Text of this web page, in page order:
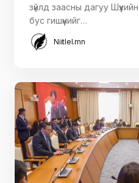
зүйлд заасны дагуу
бус гишүүнийг…
Niitlel.mn